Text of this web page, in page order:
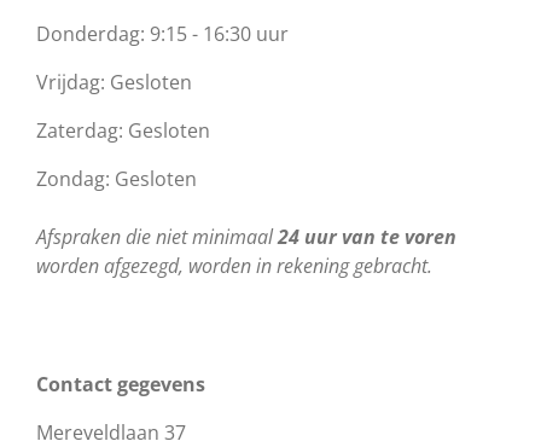
Donderdag: 9:15 - 16:30 uur
Vrijdag: Gesloten
Zaterdag: Gesloten
Zondag: Gesloten
Afspraken die niet minimaal24 uur van te voren
worden afgezegd, worden in rekening gebracht.
Contact gegevens
Mereveldlaan 37